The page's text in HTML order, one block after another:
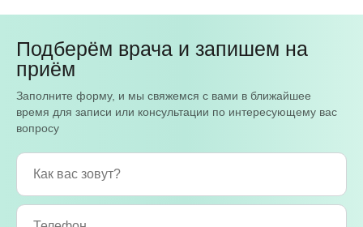
Подберём врача и запишем на
приём
Заполните форму, и мы свяжемся с вами в ближайшее
время для записи или консультации по интересующему вас
вопросу